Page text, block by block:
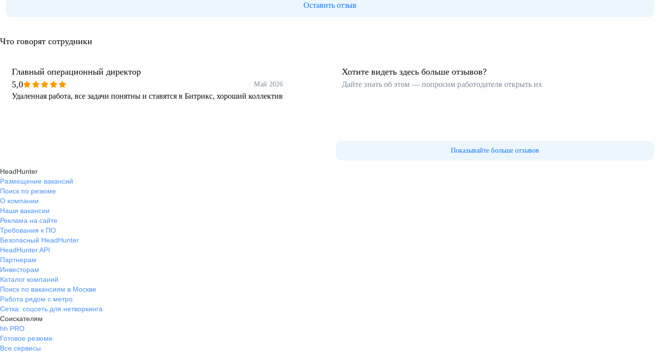
Оставить отзыв
Что говорят сотрудники
Главный операционный директор
5,0
Май 2026
Удаленная работа, все задачи понятны и ставятся в Битрикс, хороший коллектив
Хотите видеть здесь больше отзывов?
Дайте знать об этом — попросим работодателя открыть их
Показывайте больше отзывов
HeadHunter
Размещение вакансий
Поиск по резюме
О компании
Наши вакансии
Реклама на сайте
Требования к ПО
Безопасный HeadHunter
HeadHunter API
Партнерам
Инвесторам
Каталог компаний
Поиск по вакансиям в Москве
Работа рядом с метро
Сетка: соцсеть для нетворкинга
Соискателям
hh PRO
Готовое резюме
Все сервисы